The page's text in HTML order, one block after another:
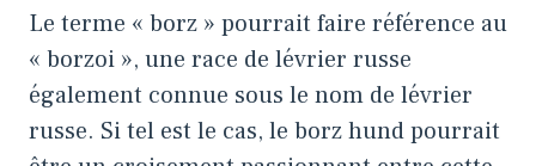
Le terme « borz » pourrait faire référence au
« borzoi », une race de lévrier russe
également connue sous le nom de lévrier
russe. Si tel est le cas, le borz hund pourrait